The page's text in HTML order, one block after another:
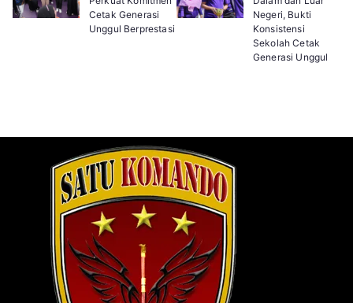
Cetak Generasi
Unggul Berprestasi
Negeri, Bukti
Konsistensi
Sekolah Cetak
Generasi Unggul